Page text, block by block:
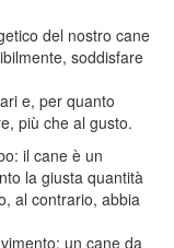
del nostro cane
soddisfare
e, per quanto
più che al gusto.
il cane è un
la giusta quantità
al contrario, abbia
un cane da